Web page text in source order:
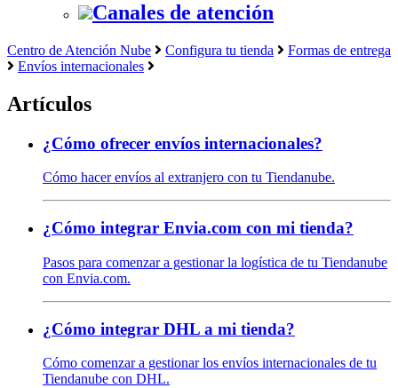
Canales de atención
Centro de Atención Nube Configura tu tienda
Formas de entrega
Envíos internacionales
Artículos
¿Cómo ofrecer envíos internacionales?
Cómo hacer envíos al extranjero con tu Tiendanube.
¿Cómo integrar Envia.com con mi tienda?
Pasos para comenzar a gestionar la logística de tu Tiendanube
con Envia.com.
¿Cómo integrar DHL a mi tienda?
Cómo comenzar a gestionar los envíos internacionales de tu
Tiendanube con DHL.